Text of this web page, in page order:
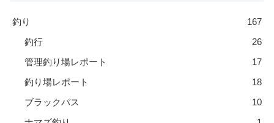
釣り
167
釣行
26
管理釣り場レポート
17
釣り場レポート
18
ブラックバス
10